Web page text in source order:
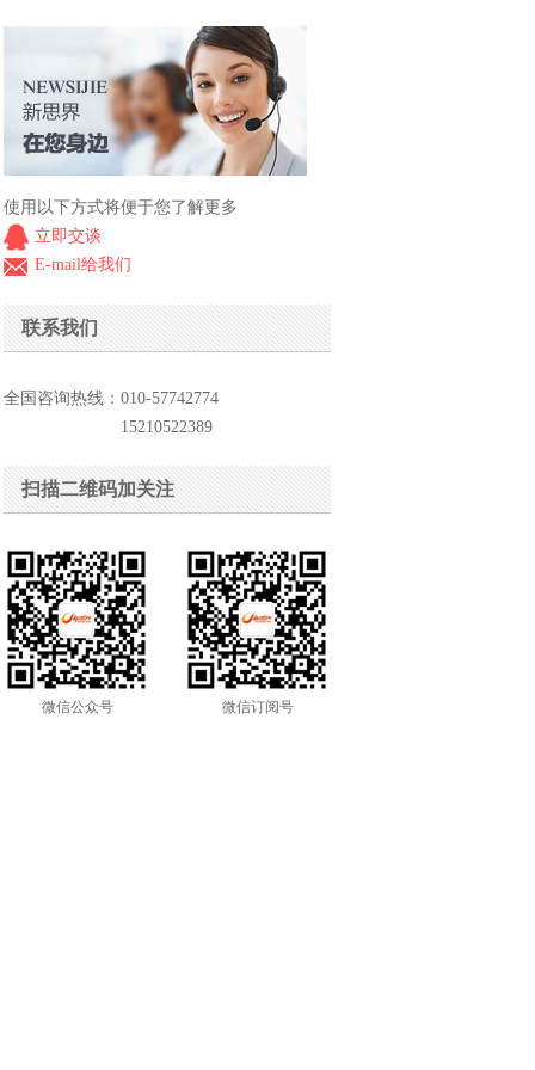
使用以下方式将便于您了解更多
立即交谈
E-mail给我们
联系我们
全国咨询热线：010-57742774
15210522389
扫描二维码加关注
微信公众号 微信订阅号